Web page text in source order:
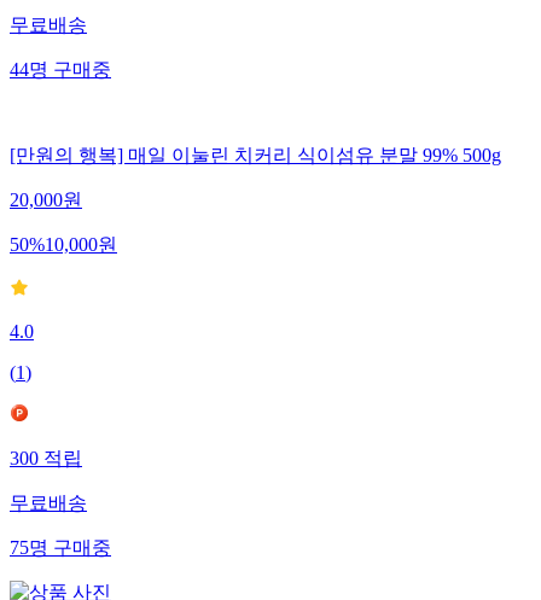
무료배송
44명구매중
[만원의 행복] 매일 이눌린 치커리 식이섬유 분말 99% 500g
20,000원
50%10,000원
4.0
(1)
300적립
무료배송
75명구매중